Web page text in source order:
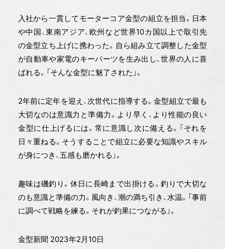
入社から一貫してモーターコア金型の組立を担当。日本
や中国、東南アジア、欧州など世界10カ国以上で取引先
の金型立ち上げに携わった。自ら組み立て調整した金型
が自動車や家電のキーパーツを生み出し、世界の人に喜
ばれる。「そんな金型に魅了された」。
2年前に定年を迎え、次世代に指導する。金型組立で最も
大切なのは意識力と準備力。より早く、より性能の良い
金型に仕上げるには。常に意識し次に備える。「それを
日々重ねる。そうすることで組立に必要な知識やスキル
が身につき、五感も磨かれる」。
趣味は磯釣り。休日に長崎まで出掛ける。釣りで大切な
のも意識と準備の力。風向き、潮の満ち引き、水温。「事前
に調べて戦略を練る。それが釣果につながる」。
金型新聞 2023年2月10日